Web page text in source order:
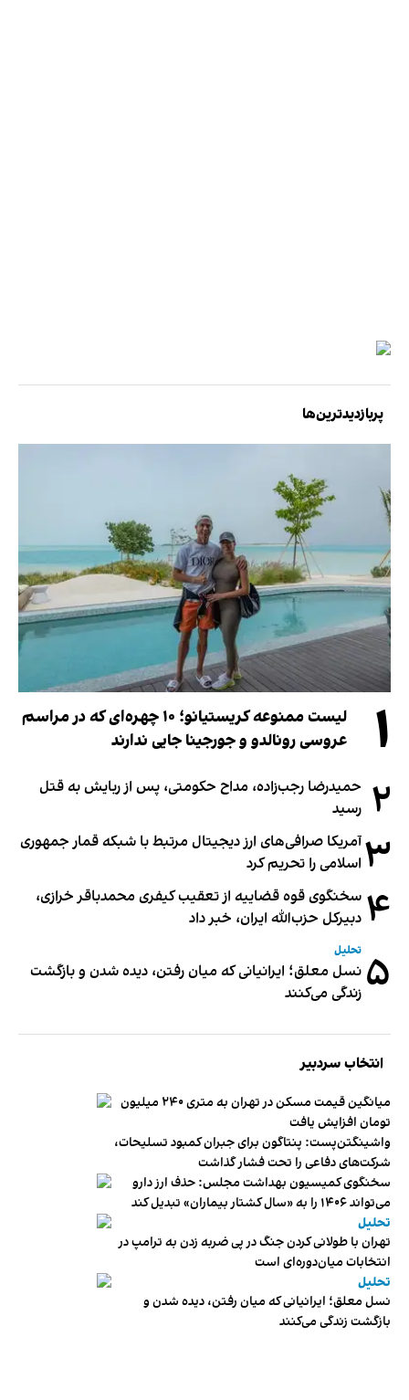
پربازدیدترین‌ها
۱
لیست ممنوعه کریستیانو؛ ۱۰ چهره‌ای که در مراسم
عروسی رونالدو و جورجینا جایی ندارند
۲ حمیدرضا رجب‌زاده، مداح حکومتی، پس از ربایش به قتل
رسید
۳آمریکا صرافی‌های ارز دیجیتال مرتبط با شبکه قمار جمهوری
اسلامی را تحریم کرد
۴ سخنگوی قوه قضاییه از تعقیب کیفری محمدباقر خرازی،
دبیر‌کل حزب‌الله ایران، خبر داد
۵ تحلیل
نسل معلق؛ ایرانیانی که میان رفتن، دیده شدن و بازگشت
زندگی می‌کنند
انتخاب سردبیر
میانگین قیمت مسکن در تهران به متری ۲۴۰ میلیون
تومان افزایش یافت
واشینگتن‌پست: پنتاگون برای جبران کمبود تسلیحات،
شرکت‌های دفاعی را تحت فشار گذاشت
سخنگوی کمیسیون بهداشت مجلس: حذف ارز دارو
می‌تواند ۱۴۰۶ را به «سال کشتار بیماران» تبدیل کند
تحلیل
تهران با طولانی کردن جنگ در پی ضربه زدن به ترامپ در
انتخابات میان‌دوره‌ای است
تحلیل
نسل معلق؛ ایرانیانی که میان رفتن، دیده شدن و
بازگشت زندگی می‌کنند